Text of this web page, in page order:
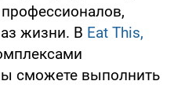
жизни. В Eat This,
сможете выполнить